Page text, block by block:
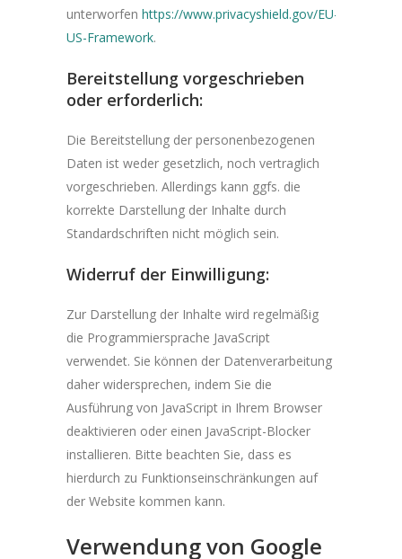
unterworfen https://www.privacyshield.gov/EU-
US-Framework.
Bereitstellung vorgeschrieben
oder erforderlich:
Die Bereitstellung der personenbezogenen
Daten ist weder gesetzlich, noch vertraglich
vorgeschrieben. Allerdings kann ggfs. die
korrekte Darstellung der Inhalte durch
Standardschriften nicht möglich sein.
Widerruf der Einwilligung:
Zur Darstellung der Inhalte wird regelmäßig
die Programmiersprache JavaScript
verwendet. Sie können der Datenverarbeitung
daher widersprechen, indem Sie die
Ausführung von JavaScript in Ihrem Browser
deaktivieren oder einen JavaScript-Blocker
installieren. Bitte beachten Sie, dass es
hierdurch zu Funktionseinschränkungen auf
der Website kommen kann.
Verwendung von Google